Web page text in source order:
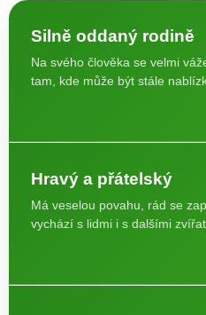
Silně oddaný rodině
Na svého člověka se velmi
tam, kde může být stále
Hravý a přátelský
Má veselou povahu, rád se
vychází s lidmi i s dalšími